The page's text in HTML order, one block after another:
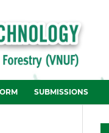
SUBMISSIONS